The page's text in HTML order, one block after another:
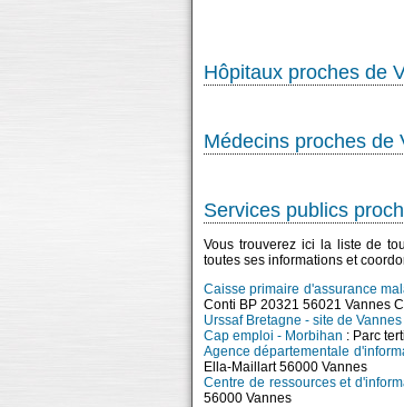
Hôpitaux proches de
Médecins proches de
Services publics
Vous trouverez ici la liste de
toutes ses informations et
Caisse primaire d'assurance
Conti BP 20321 56021 Vannes
Urssaf Bretagne - site de Vannes
Cap emploi - Morbihan : Parc
Agence départementale
Ella-Maillart 56000 Vannes
Centre de ressources et
56000 Vannes